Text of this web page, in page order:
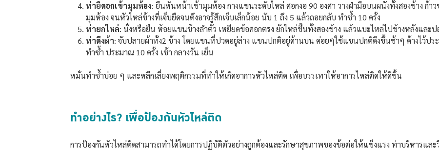
ท่ายืดอกเข้ามุมห้อง: ยืนหันหน้าเข้ามุมห้อง กางแขนระดับไหล่ ศอกงอ 90 องศา วางฝ่ามือบนผนังทั้งสองข้าง ก้า
มุมห้อง จนหัวไหล่ข้างที่เจ็บยืดจนตึงอาจรู้สึกเจ็บเล็กน้อย นับ 1 ถึง 5 แล้วถอยกลับ ทำซ้ำ 10 ครั้ง
ท่ายกไหล่: นั่งหรือยืน ห้อยแขนข้างลำตัว เหยียดข้อศอกตรง ยักไหล่ขึ้นทั้งสองข้าง แล้วแบะไหล่ไปข้างหลังและ
ท่าดึงผ้า: จับปลายผ้าทั้ง2 ข้าง โดยแขนที่ปวดอยู่ล่าง แขนปกติอยู่ด้านบน ค่อยๆใช้แขนปกติดึงขึ้นช้าๆ ค้างไว้ป
ทำซ้ำ ประมาณ 10 ครั้ง เช้า กลางวัน เย็น
หมั่นทำซ้ำบ่อย ๆ และหลีกเลี่ยงพฤติกรรมที่ทำให้เกิดอาการหัวไหล่ติด เพื่อบรรเทาให้อาการไหล่ติดให้ดีขึ้น
ทำอย่างไร? เพื่อป้องกันหัวไหล่ติด
การป้องกันหัวไหล่ติดสามารถทำได้โดยการปฏิบัติตัวอย่างถูกต้องและรักษาสุขภาพของข้อต่อให้แข็งแรง ท่าบริหารแล